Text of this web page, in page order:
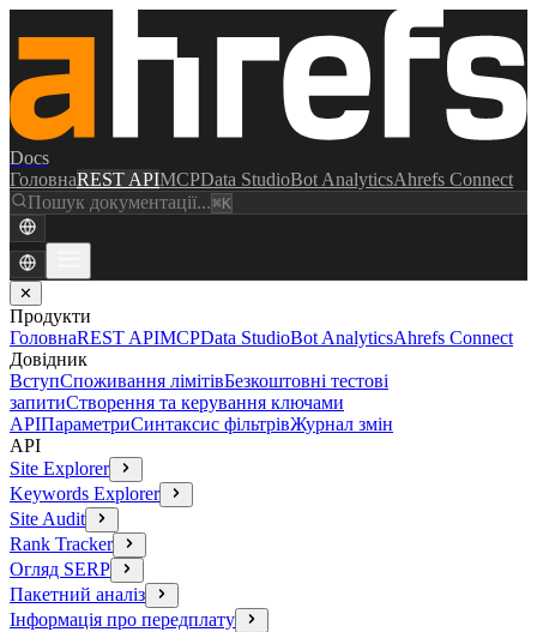
Docs
ГоловнаREST APIMCPData StudioBot AnalyticsAhrefs Connect
Пошук документації...⌘K
✕
Продукти
ГоловнаREST APIMCPData StudioBot AnalyticsAhrefs Connect
Довідник
ВступСпоживання лімітівБезкоштовні тестові
запитиСтворення та керування ключами
APIПараметриСинтаксис фільтрівЖурнал змін
API
Site Explorer
Keywords Explorer
Site Audit
Rank Tracker
Огляд SERP
Пакетний аналіз
Інформація про передплату